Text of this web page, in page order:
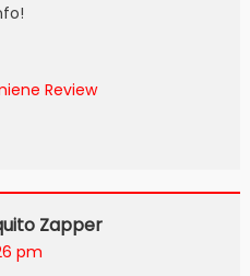
Review
Zapper
pm